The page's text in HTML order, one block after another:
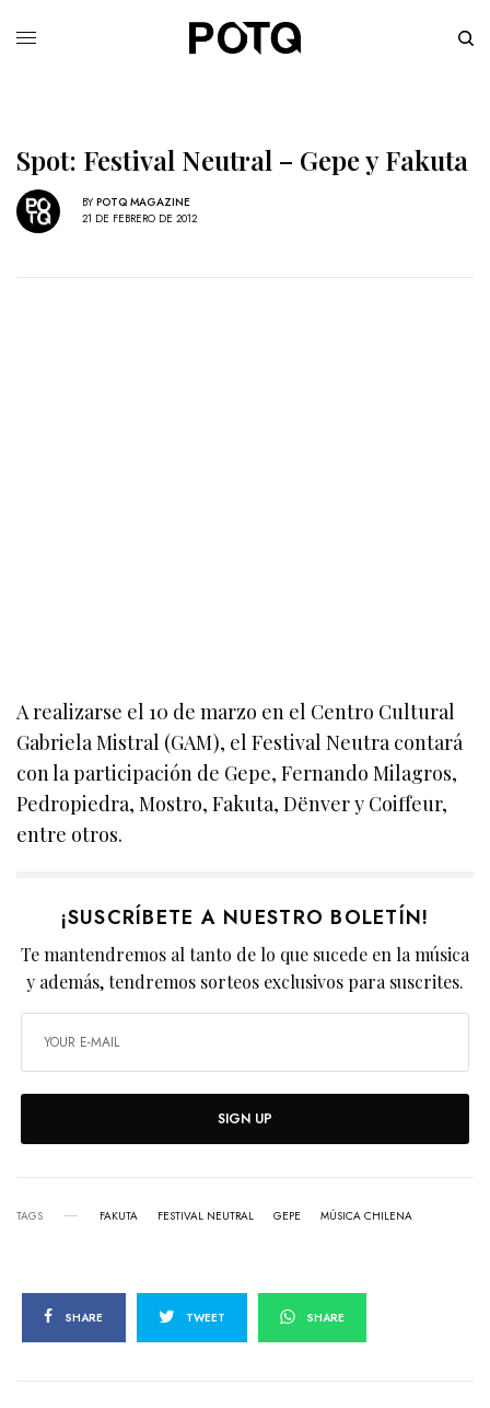
Spot: Festival Neutral – Gepe y Fakuta
BY POTQ MAGAZINE
21 DE FEBRERO DE 2012
A realizarse el 10 de marzo en el Centro Cultural
Gabriela Mistral (GAM), el Festival Neutra contará
con la participación de Gepe, Fernando Milagros,
Pedropiedra, Mostro, Fakuta, Dënver y Coiffeur,
entre otros.
¡SUSCRÍBETE A NUESTRO BOLETÍN!
Te mantendremos al tanto de lo que sucede en la música
y además, tendremos sorteos exclusivos para suscrites.
SIGN UP
TAGS FAKUTA FESTIVAL NEUTRAL GEPE MÚSICA CHILENA
SHARE TWEET SHARE